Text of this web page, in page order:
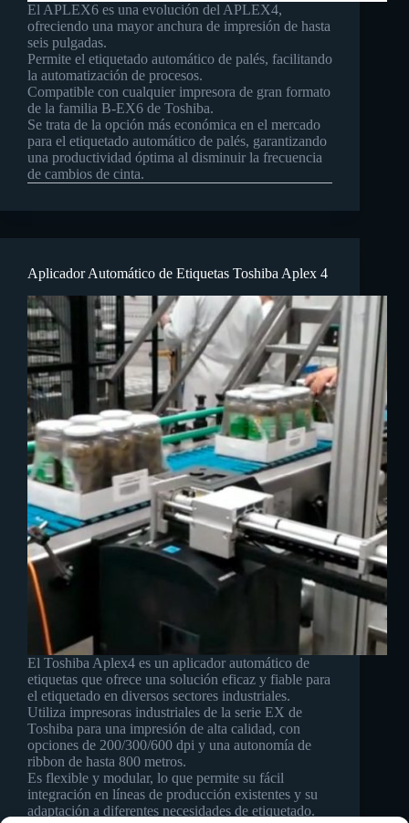
El APLEX6 es una evolución del APLEX4,
ofreciendo una mayor anchura de impresión de hasta
seis pulgadas.
Permite el etiquetado automático de palés, facilitando
la automatización de procesos.
Compatible con cualquier impresora de gran formato
de la familia B-EX6 de Toshiba.
Se trata de la opción más económica en el mercado
para el etiquetado automático de palés, garantizando
una productividad óptima al disminuir la frecuencia
de cambios de cinta.
Aplicador Automático de Etiquetas Toshiba Aplex 4
El Toshiba Aplex4 es un aplicador automático de
etiquetas que ofrece una solución eficaz y fiable para
el etiquetado en diversos sectores industriales.
Utiliza impresoras industriales de la serie EX de
Toshiba para una impresión de alta calidad, con
opciones de 200/300/600 dpi y una autonomía de
ribbon de hasta 800 metros.
Es flexible y modular, lo que permite su fácil
integración en líneas de producción existentes y su
adaptación a diferentes necesidades de etiquetado.